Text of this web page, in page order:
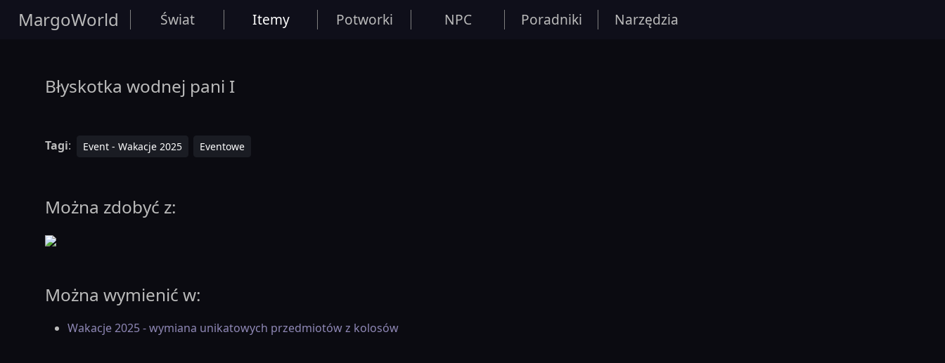
MargoWorld Świat Itemy Potworki NPC Poradniki Narzędzia
Błyskotka wodnej pani I
Tagi: Event - Wakacje 2025 Eventowe
Można zdobyć z:
Można wymienić w:
Wakacje 2025 - wymiana unikatowych przedmiotów z kolosów